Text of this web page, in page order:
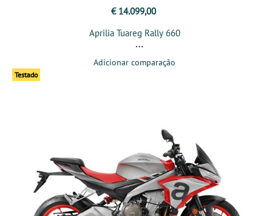
€ 14.099,00
Aprilia Tuareg Rally 660
Adicionar comparação
Testado